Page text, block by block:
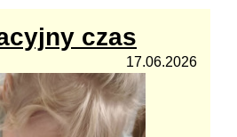
czas
17.06.2026